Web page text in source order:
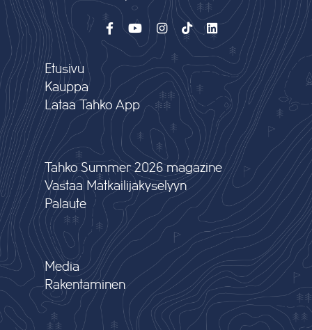
Etusivu
Kauppa
Lataa Tahko App
Tahko Summer 2026 magazine
Vastaa Matkailijakyselyyn
Palaute
Media
Rakentaminen